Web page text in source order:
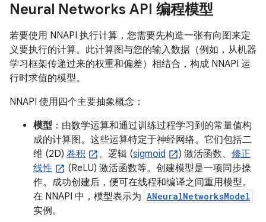
Neural Networks API 编程模型
若要使用 NNAPI 执行计算，您需要先构造一张有向图来定
义要执行的计算。此计算图与您的输入数据（例如，从机器
学习框架传递过来的权重和偏差）相结合，构成 NNAPI 运
行时求值的模型。
NNAPI 使用四个主要抽象概念：
模型 ：由数学运算和通过训练过程学习到的常量值构
成的计算图。这些运算特定于神经网络。它们包括二
维 (2D) 卷积 、逻辑 (sigmoid ) 激活函数、 修正
线性
(ReLU) 激活函数等。创建模型是一项同步操
作。成功创建后，便可在线程和编译之间重用模型。
在 NNAPI 中，模型表示为 ANeuralNetworksModel
实例。